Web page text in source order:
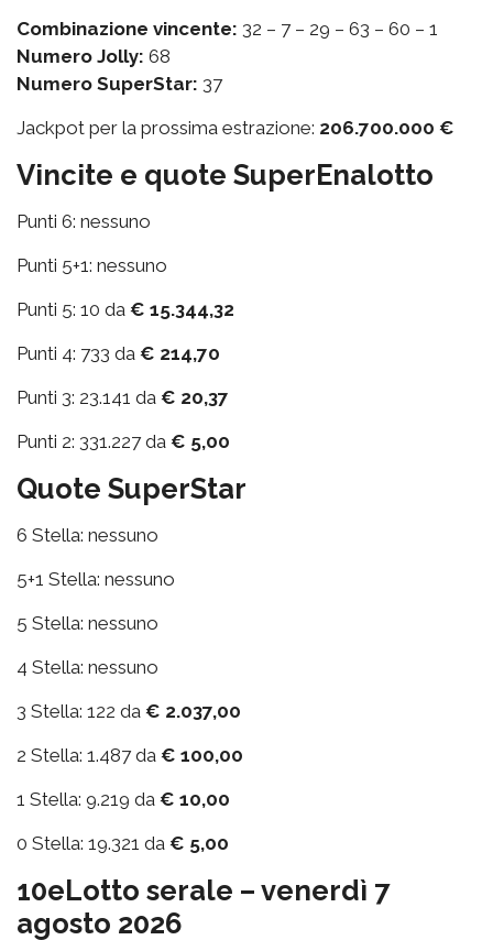
Combinazione vincente: 32 – 7 – 29 – 63 – 60 – 1
Numero Jolly: 68
Numero SuperStar: 37
Jackpot per la prossima estrazione: 206.700.000 €
Vincite e quote SuperEnalotto
Punti 6: nessuno
Punti 5+1: nessuno
Punti 5: 10 da € 15.344,32
Punti 4: 733 da € 214,70
Punti 3: 23.141 da € 20,37
Punti 2: 331.227 da € 5,00
Quote SuperStar
6 Stella: nessuno
5+1 Stella: nessuno
5 Stella: nessuno
4 Stella: nessuno
3 Stella: 122 da € 2.037,00
2 Stella: 1.487 da € 100,00
1 Stella: 9.219 da € 10,00
0 Stella: 19.321 da € 5,00
10eLotto serale – venerdì 7
agosto 2026